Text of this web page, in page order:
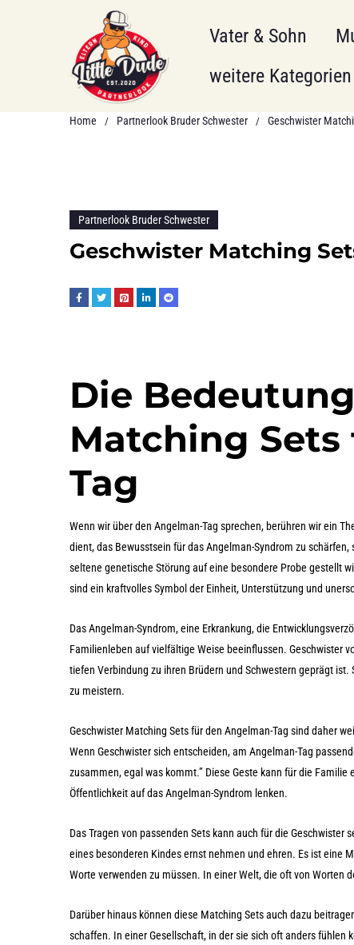
Vater & Sohn
weitere Kategorien
Home / Partnerlook Bruder Schwester / Geschwister
Partnerlook Bruder Schwester
Geschwister Matching
Die
Matching
Tag
Wenn wir über den Angelman-Tag sprechen, berühren wir ein
dient, das Bewusstsein für das Angelman-Syndrom zu
seltene genetische Störung auf eine besondere Probe gestellt
sind ein kraftvolles Symbol der Einheit, Unterstützung und
Das Angelman-Syndrom, eine Erkrankung, die
Familienleben auf vielfältige Weise beeinflussen. Geschwister
tiefen Verbindung zu ihren Brüdern und Schwestern geprägt
zu meistern.
Geschwister Matching Sets für den Angelman-Tag sind daher
Wenn Geschwister sich entscheiden, am Angelman-Tag
zusammen, egal was kommt.” Diese Geste kann für die
Öffentlichkeit auf das Angelman-Syndrom lenken.
Das Tragen von passenden Sets kann auch für die Geschwister
eines besonderen Kindes ernst nehmen und ehren. Es ist eine
Worte verwenden zu müssen. In einer Welt, die oft von
Darüber hinaus können diese Matching Sets auch dazu
schaffen. In einer Gesellschaft, in der sie sich oft anders fühlen